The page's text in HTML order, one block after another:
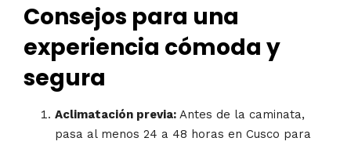
Consejos para una
experiencia cómoda y
segura
Aclimatación previa: Antes de la caminata,
pasa al menos 24 a 48 horas en Cusco para